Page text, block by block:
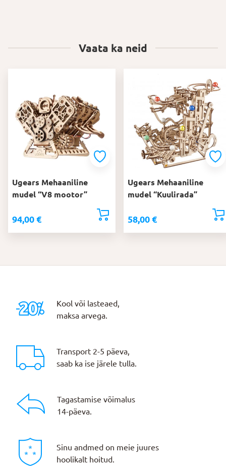
Vaata ka neid
Ugears Mehaaniline
mudel “V8 mootor”
94,00 €
Ugears Mehaaniline
mudel “Kuulirada”
58,00 €
Kool või lasteaed,
maksa arvega.
Transport 2-5 päeva,
saab ka ise järele tulla.
Tagastamise võimalus
14-päeva.
Sinu andmed on meie juures
hoolikalt hoitud.